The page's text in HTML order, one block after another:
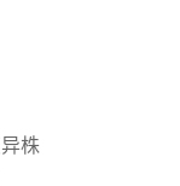
株